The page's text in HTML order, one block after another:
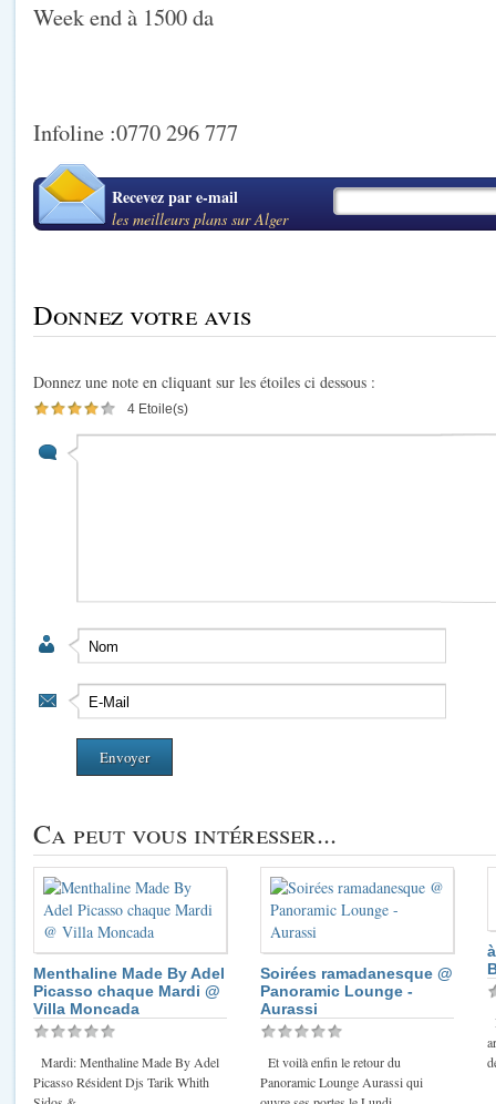
Week end à 1500 da
Infoline :0770 296 777
Recevez par e-mail
les meilleurs plans sur Alger
Donnez votre avis
Donnez une note en cliquant sur les étoiles ci dessous :
4 Etoile(s)
Ca peut vous intéresser...
Menthaline Made By Adel
Picasso chaque Mardi @
Villa Moncada
Mardi: Menthaline Made By Adel
Picasso Résident Djs Tarik Whith
Soirées ramadanesque @
Panoramic Lounge -
Aurassi
Et voilà enfin le retour du
Panoramic Lounge Aurassi qui